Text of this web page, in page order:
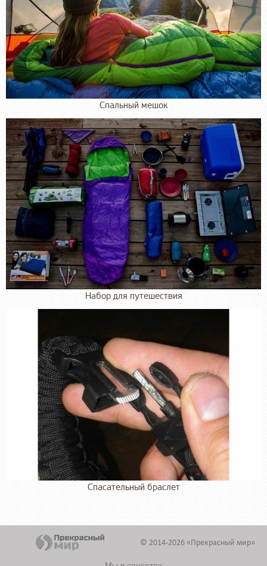
Спальный мешок
Набор для путешествия
Спасательный браслет
© 2014-2026 «Прекрасный мир»